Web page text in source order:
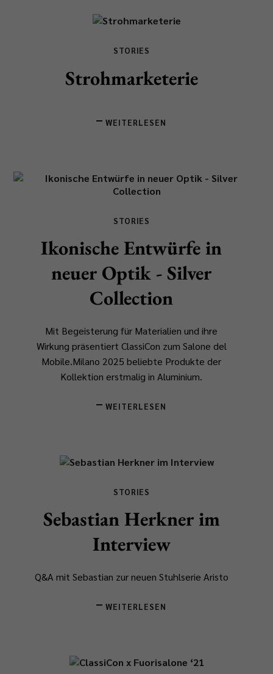
STORIES
Strohmarketerie
WEITERLESEN
STORIES
Ikonische Entwürfe in
neuer Optik - Silver
Collection
Mit Begeisterung für Materialien und ihre
Wirkung präsentiert ClassiCon zum Salone del
Mobile.Milano 2025 beliebte Produkte der
Kollektion erstmalig in Aluminium.
WEITERLESEN
STORIES
Sebastian Herkner im
Interview
Q&A mit Sebastian zur neuen Stuhlserie Aristo
WEITERLESEN